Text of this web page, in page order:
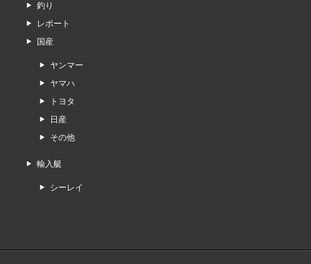
釣り
レポート
国産
ヤンマー
ヤマハ
トヨタ
日産
その他
輸入艇
シーレイ